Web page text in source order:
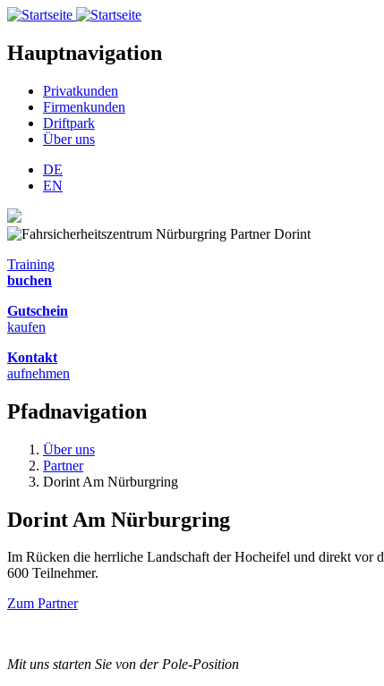
Hauptnavigation
Privatkunden
Firmenkunden
Driftpark
Über uns
DE
EN
Training
buchen
Gutschein
kaufen
Kontakt
aufnehmen
Pfadnavigation
Über uns
Partner
Dorint Am Nürburgring
Dorint Am Nürburgring
Im Rücken die herrliche Landschaft der Hocheifel und direkt vor
600 Teilnehmer.
Zum Partner
Mit uns starten Sie von der Pole-Position